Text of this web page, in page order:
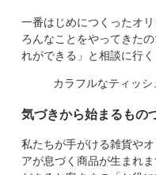
一番はじめにつくったオ
ろんなことをやってきた
れができる」と相談に行
カラフルなティッシ
気づきから始まるもの
私たちが手がける雑貨や
アが息づく商品が生まれ